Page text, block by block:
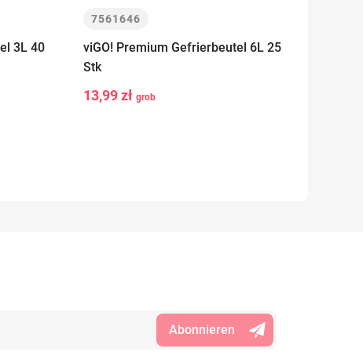
3L 40
7561646
viGO! Premium Gefrierbeutel 6L 25
Stk
13,99 zł grob